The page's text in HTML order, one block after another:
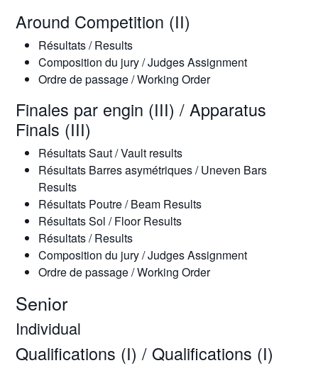
Around Competition (II)
Résultats / Results
Composition du jury / Judges Assignment
Ordre de passage / Working Order
Finales par engin (III) / Apparatus
Finals (III)
Résultats Saut / Vault results
Résultats Barres asymétriques / Uneven Bars
Results
Résultats Poutre / Beam Results
Résultats Sol / Floor Results
Résultats / Results
Composition du jury / Judges Assignment
Ordre de passage / Working Order
Senior
Individual
Qualifications (I) / Qualifications (I)